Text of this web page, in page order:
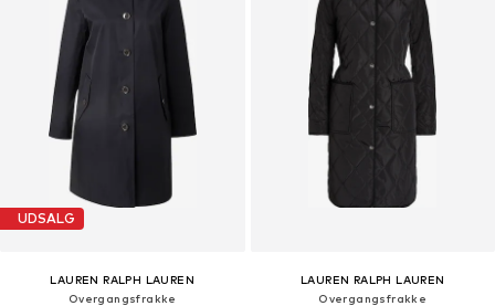
UDSALG
LAUREN RALPH LAUREN
Overgangsfrakke
LAUREN RALPH LAUREN
Overgangsfrakke